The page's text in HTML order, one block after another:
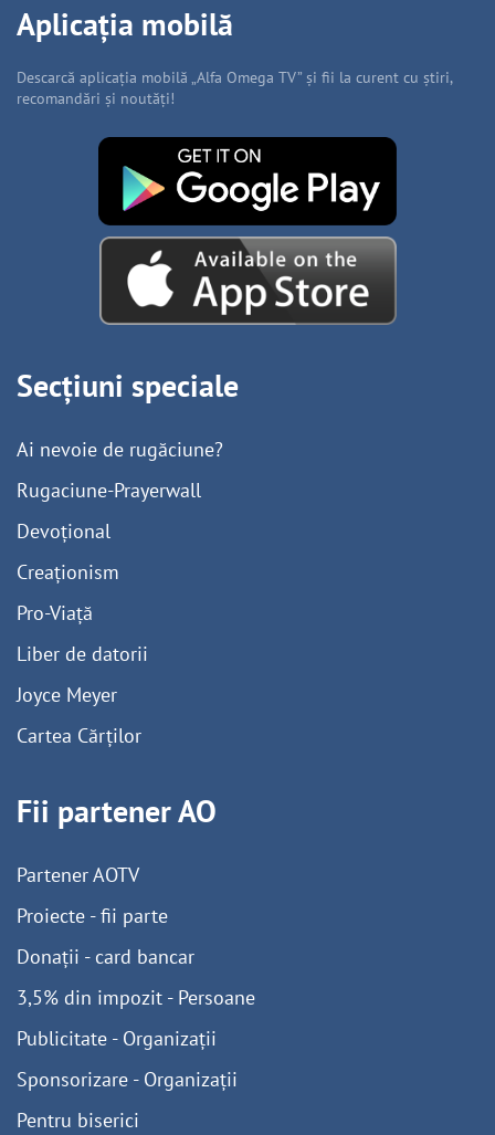
Aplicația mobilă
Descarcă aplicația mobilă „Alfa Omega TV” și fii la curent cu știri,
recomandări și noutăți!
Secțiuni speciale
Ai nevoie de rugăciune?
Rugaciune-Prayerwall
Devoțional
Creaționism
Pro-Viață
Liber de datorii
Joyce Meyer
Cartea Cărților
Fii partener AO
Partener AOTV
Proiecte - fii parte
Donații - card bancar
3,5% din impozit - Persoane
Publicitate - Organizații
Sponsorizare - Organizații
Pentru biserici